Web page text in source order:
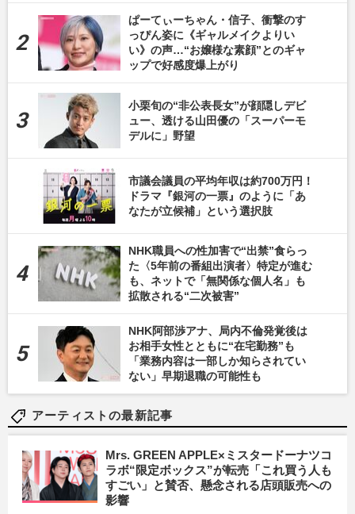
ぱーてぃーちゃん・信子、衝撃のす
っぴん姿に《ギャルメイクよりい
い》の声…“お嬢様な素顔”とのギャ
ップで好感度爆上がり
小栗旬の“非公表長女”が顔隠しデビ
ュー、透ける山田優の「スーパーモ
デルに」野望
市議会議員の平均年収は約700万円！
ドラマ『銀河の一票』のように「あ
なたが立候補」という選択肢
NHK職員への性加害で“出禁”食らっ
た〈5年前の番組出演者〉特定が進む
も、ネットで「無関係な個人名」も
拡散される“二次被害”
NHK阿部渉アナ、局内不倫発覚後は
お相手女性とともに“在宅勤務”も
「業務内容は一部しか知らされてい
ない」早期退職の可能性も
アーティストの最新記事
Mrs. GREEN APPLE×ミスタードーナツコ
ラボ“限定ボックス”が転売「これ買う人も
すごい」と賛否、懸念される店頭販売への
影響